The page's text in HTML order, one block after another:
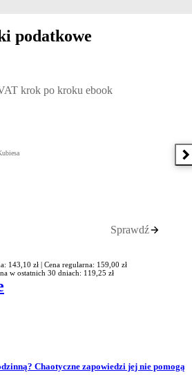
podatkowe
po kroku ebook, Patrycja Kubiesa -
krok po kroku ebook
Sprawdź
143,10 zł | Cena regularna: 159,00 zł
w ostatnich 30 dniach: 119,25 zł
Chaotyczne zapowiedzi jej nie pomogą